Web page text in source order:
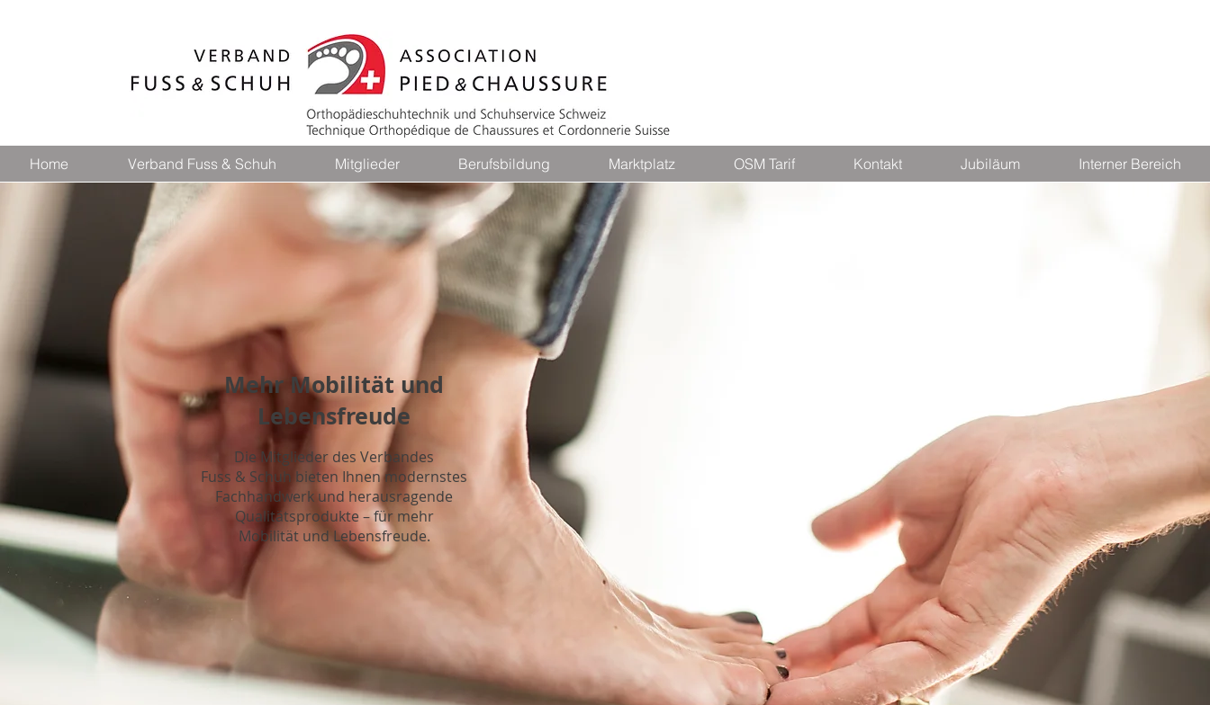
Home Verband Fuss & Schuh Mitglieder Berufsbildung Marktplatz OSM Tarif Kontakt Jubiläum Interner Bereich
Mehr Mobilität und
Lebensfreude
Die Mitglieder des Verbandes
Fuss & Schuh bieten Ihnen modernstes
Fachhandwerk und herausragende
Qualitätsprodukte – für mehr
Mobilität und Lebensfreude.